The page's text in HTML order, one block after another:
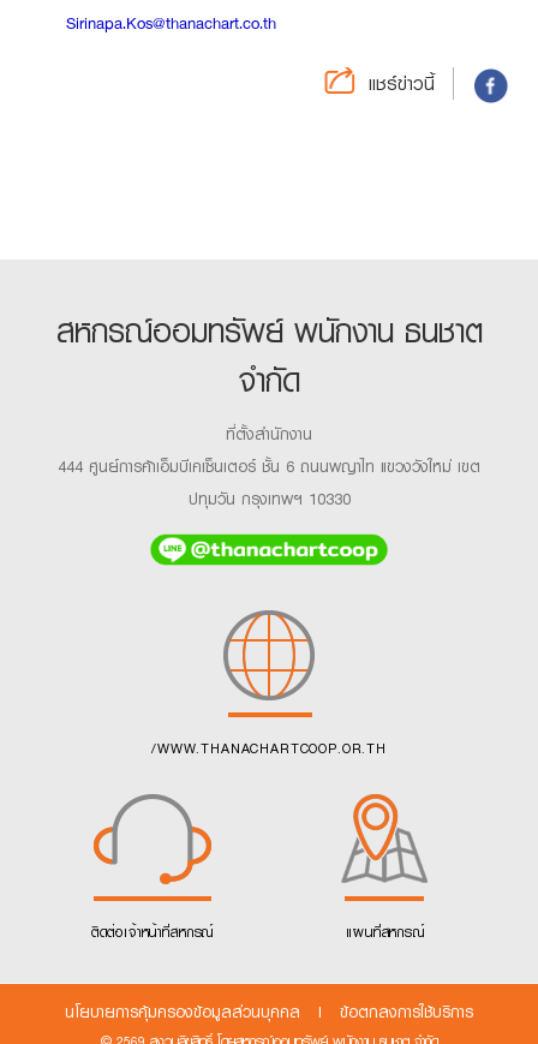
Sirinapa.Kos@thanachart.co.th
แชร์ข่าวนี้
สหกรณ์ออมทรัพย์ พนักงาน ธนชาต
จำกัด
ที่ตั้งสำนักงาน
444 ศูนย์การค้าเอ็มบีเคเซ็นเตอร์ ชั้น 6 ถนนพญาไท แขวงวังใหม่ เขต
ปทุมวัน กรุงเทพฯ 10330
/WWW.THANACHARTCOOP.OR.TH
ติดต่อเจ้าหน้าที่สหกรณ์ แผนที่สหกรณ์
นโยบายการคุ้มครองข้อมูลส่วนบุคคล | ข้อตกลงการใช้บริการ